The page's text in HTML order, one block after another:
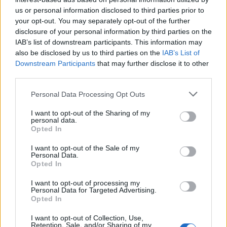
us or personal information disclosed to third parties prior to
your opt-out. You may separately opt-out of the further
disclosure of your personal information by third parties on the
IAB’s list of downstream participants. This information may
also be disclosed by us to third parties on the IAB’s List of
Downstream Participants that may further disclose it to other
Personal Data Processing Opt Outs
I want to opt-out of the Sharing of my
personal data.
Opted In
I want to opt-out of the Sale of my
Personal Data.
Opted In
I want to opt-out of processing my
Personal Data for Targeted Advertising.
Opted In
I want to opt-out of Collection, Use,
Retention, Sale, and/or Sharing of my
Vodafone
07/08/2026 - 11:57 ΤΕΧΝΟΛΟΓΙΑ
Ατρόμητος και Novibet συνεχίζουν μαζί: Ανανέωση
της συνεργασίας τους μέχρι το 2028
07/08/2026 - 11:50 ΑΘΛΗΤΙΣΜΟΣ
μετοχές στο ξεκίνημα των συναλλαγών
07/08/2026 - 11:44 ΟΙΚΟΝΟΜΙΑ
Χρηματιστήριο: Στις 2.606,72 μονάδες ο Γενικός
07/08/2026 - 11:38 ΟΙΚΟΝΟΜΙΑ
εξαμήνου, στα 2,54 δισ. ευρώ
07/08/2026 - 11:27
Κ. Χατζηδάκης: Σε ισχύ μόνο οι εγκύκλιοι που